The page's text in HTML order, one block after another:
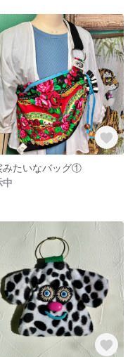
みたいなバッグ①
中